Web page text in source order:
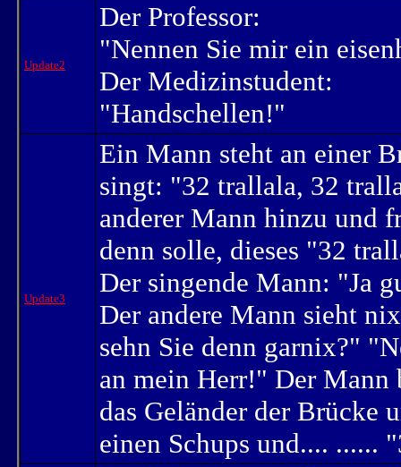
Update2
Der Professor:
"Nennen Sie mir ein
Der Medizinstudent:
"Handschellen!"
Update3
Ein Mann steht an einer
singt: "32 trallala, 32
anderer Mann hinzu und
denn solle, dieses "32
Der singende Mann: "Ja
Der andere Mann sieht
sehn Sie denn garnix?"
an mein Herr!" Der Mann
das Geländer der Brücke
einen Schups und.... ......